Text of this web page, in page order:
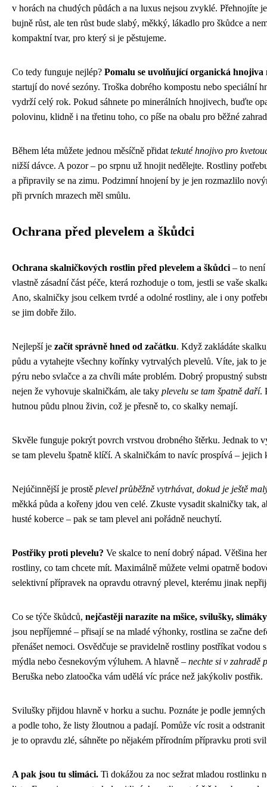
v horách na chudých půdách a na luxus nejsou zvyklé. Přehnojíte
bujně růst, ale ten růst bude slabý, měkký, lákadlo pro škůdce a
kompaktní tvar, pro který si je pěstujeme.
Co tedy funguje nejlép? Pomalu se uvolňující organická hnojiva
startují do nové sezóny. Troška dobrého kompostu nebo speciální
vydrží celý rok. Pokud sáhnete po minerálních hnojivech, buďte
polovinu, klidně i na třetinu toho, co píše na obalu pro běžné
Během léta můžete jednou měsíčně přidat tekuté hnojivo pro
nižší dávce. A pozor – po srpnu už hnojit nedělejte. Rostliny
a připravily se na zimu. Podzimní hnojení by je jen rozmazlilo
při prvních mrazech měl smůlu.
Ochrana před plevelem a škůdci
Ochrana skalničkových rostlin před plevelem a škůdci – to
vlastně zásadní část péče, která rozhoduje o tom, jestli se vaše
Ano, skalničky jsou celkem tvrdé a odolné rostliny, ale i ony
se jim dobře žilo.
Nejlepší je začít správně hned od začátku. Když zakládáte
půdu a vytahejte všechny kořínky vytrvalých plevelů. Víte, jak to je
pýru nebo svlačce a za chvíli máte problém. Dobrý propustný
nejen že vyhovuje skalničkám, ale taky plevelu se tam špatně daří.
hutnou půdu plnou živin, což je přesně to, co skalky nemají.
Skvěle funguje pokrýt povrch vrstvou drobného štěrku. Jednak to
se tam plevelu špatně klíčí. A skalničkám to navíc prospívá –
Nejúčinnější je prostě plevel průběžně vytrhávat, dokud je ještě
měkká půda a kořeny jdou ven celé. Zkuste vysadit skalničky tak,
husté koberce – pak se tam plevel ani pořádně neuchytí.
Postřiky proti plevelu? Ve skalce to není dobrý nápad. Většina
rostliny, co tam chcete mít. Maximálně můžete velmi opatrně
selektivní přípravek na opravdu otravný plevel, kterému jinak
Co se týče škůdců, nejčastěji narazíte na mšice, svilušky,
jsou nepříjemné – přisají se na mladé výhonky, rostlina se začne
přenášet nemoci. Osvědčuje se pravidelně rostliny postříkat vodou
mýdla nebo česnekovým výluhem. A hlavně – nechte si v zahradě
Beruška nebo zlatoočka vám udělá víc práce než jakýkoliv postřik.
Svilušky přijdou hlavně v horku a suchu. Poznáte je podle
a podle toho, že listy žloutnou a padají. Pomůže víc rosit a
je to opravdu zlé, sáhněte po nějakém přírodním přípravku proti
A pak jsou tu slimáci. Ti dokážou za noc sežrat mladou rostlinku